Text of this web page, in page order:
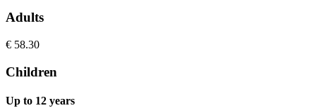
Adults
€ 58.30
Children
Up to 12 years